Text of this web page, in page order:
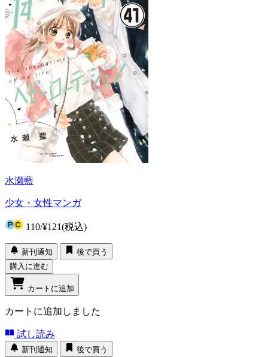
水瀬藍
少女・女性マンガ
110/¥121(税込)
新刊通知
後で買う
購入に進む
カートに追加
カートに追加しました
試し読み
新刊通知 後で買う